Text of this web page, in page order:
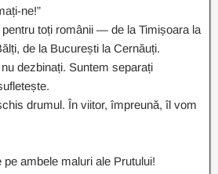
ne!”
toți românii — de la Timișoara la
de la București la Cernăuți.
dezbinați. Suntem separați
drumul. În viitor, împreună, îl vom
ambele maluri ale Prutului!